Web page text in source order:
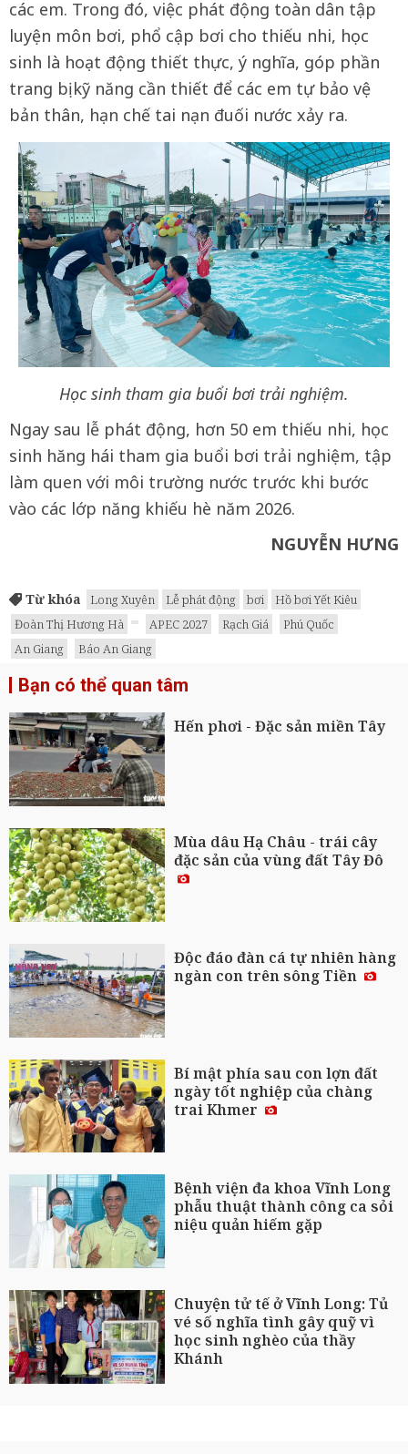
các em. Trong đó, việc phát động toàn dân tập
luyện môn bơi, phổ cập bơi cho thiếu nhi, học
sinh là hoạt động thiết thực, ý nghĩa, góp phần
trang bị kỹ năng cần thiết để các em tự bảo vệ
bản thân, hạn chế tai nạn đuối nước xảy ra.
Học sinh tham gia buổi bơi trải nghiệm.
Ngay sau lễ phát động, hơn 50 em thiếu nhi, học
sinh hăng hái tham gia buổi bơi trải nghiệm, tập
làm quen với môi trường nước trước khi bước
vào các lớp năng khiếu hè năm 2026.
NGUYỄN HƯNG
Từ khóa Long Xuyên Lễ phát động bơi
Hồ bơi Yết Kiêu
Đoàn Thị Hương Hà
APEC 2027 Rạch Giá
Phú Quốc
An Giang
Báo An Giang
Bạn có thể quan tâm
Hến phơi - Đặc sản miền Tây
Mùa dâu Hạ Châu - trái cây
đặc sản của vùng đất Tây Đô
Độc đáo đàn cá tự nhiên hàng
ngàn con trên sông Tiền
Bí mật phía sau con lợn đất
ngày tốt nghiệp của chàng
trai Khmer
Bệnh viện đa khoa Vĩnh Long
phẫu thuật thành công ca sỏi
niệu quản hiếm gặp
Chuyện tử tế ở Vĩnh Long: Tủ
vé số nghĩa tình gây quỹ vì
học sinh nghèo của thầy
Khánh